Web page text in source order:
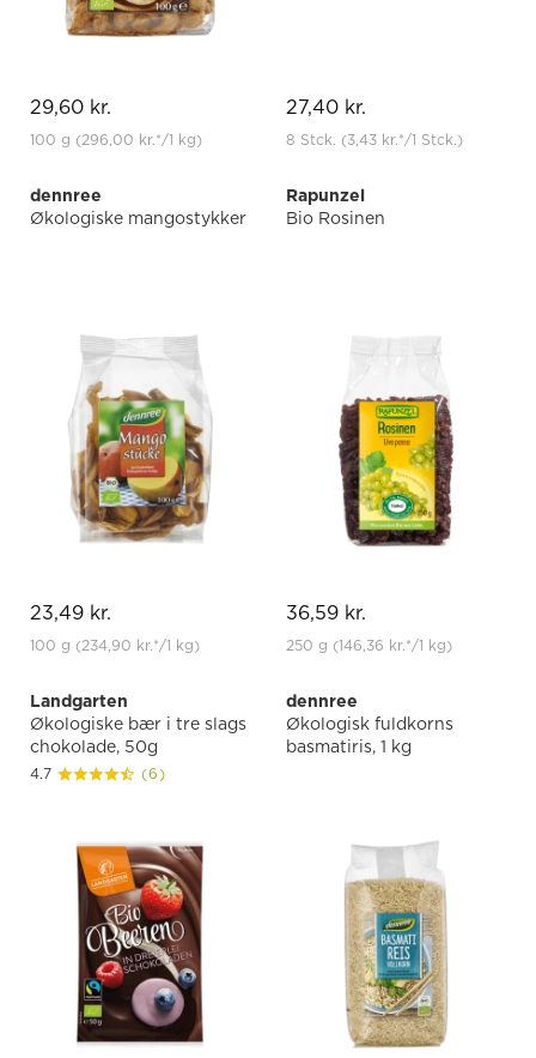
29,60 kr.
100 g (296,00 kr.*/1 kg)
27,40 kr.
8 Stck. (3,43 kr.*/1 Stck.)
dennree
Økologiske mangostykker
23,49 kr.
100 g (234,90 kr.*/1 kg)
Rapunzel
Bio Rosinen
36,59 kr.
250 g (146,36 kr.*/1 kg)
Landgarten
Økologiske bær i tre slags
chokolade, 50g
4.7 (6)
dennree
Økologisk fuldkorns
basmatiris, 1 kg